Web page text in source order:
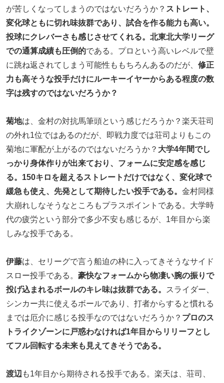
が苦しくなってしまうのではないだろうか？ ストレート、
変化球ともに切れ味抜群であり、試合を作る能力も高い。
投球にクレバーさも感じさせてくれる。北東北大学リーグ
での通算成績も圧倒的である。プロという高いレベルで壁
に跳ね返されてしまう可能性ももちろんあるのだが、 修正
力も高そうな投手だけにルーキーイヤーからある程度の数
字は残すのではないだろうか？
菊地は、金村の対抗馬筆頭という感じだろうか？楽天荘司
の外れ1位ではあるのだが、即戦力度では荘司よりもこの
菊地に軍配が上がるのではないだろうか？ 大学4年間でし
っかり身体作りが出来ており、フォームに安定感を感じ
る。150キロを超えるストレートだけではなく、変化球で
緩急も使え、先発として期待したい投手である。 金村同様
大崩れしなそうなところもプラスポイントである。大学時
代の疲労という部分で多少不安も感じるが、1年目から楽
しみな投手である。
伊藤は、セリーグで言う船迫の枠に入ってきそうなサイド
スロー投手である。 豪快なフォームから物凄い腕の振りで
投げ込まれるボールのキレ味は抜群である。
スライダー、
シンカー共に使えるボールであり、打者からすると慣れる
までは厄介に感じる投手なのではないだろうか？ プロのス
トライクゾーンに戸惑わなければ1年目からリリーフとし
てフル回転する未来も見えてきそうである。
渡辺 も1年目から期待される投手である。楽天は、荘司、